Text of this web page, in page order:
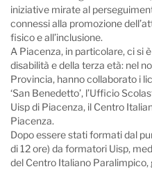
iniziative mirate al
connessi alla promozione
fisico e all’inclusione.
A Piacenza, in particolare, ci si
disabilità e della terza età: nel
Provincia, hanno collaborato i
‘San Benedetto’, l’Ufficio
Uisp di Piacenza, il Centro
Piacenza.
Dopo essere stati formati dal
di 12 ore) da formatori Uisp,
del Centro Italiano